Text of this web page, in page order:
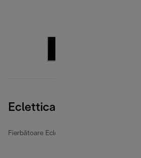
Eclettica Bold Black
Fierbătoare Eclettica